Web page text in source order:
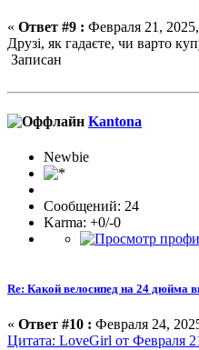
« Ответ #9 : Февраля 21,
Друзі, як гадаєте, чи варто
Записан
Kantona
Newbie
Сообщений: 24
Karma: +0/-0
Re: Какой велосипед на 24 дюйма
« Ответ #10 : Февраля 24,
Цитата: LoveGirl от Февраля